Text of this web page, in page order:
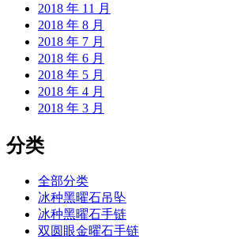
2018 年 11 月
2018 年 8 月
2018 年 7 月
2018 年 6 月
2018 年 5 月
2018 年 4 月
2018 年 3 月
分类
全部分类
冰种黑曜石吊坠
冰种黑曜石手链
双圆眼金曜石手链